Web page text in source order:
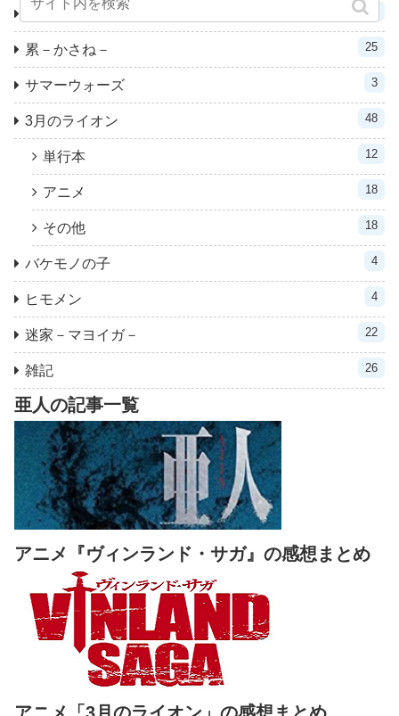
ヴィンランド・サガ 31
累－かさね－ 25
サマーウォーズ 3
3月のライオン 48
単行本 12
アニメ 18
その他 18
バケモノの子 4
ヒモメン 4
迷家－マヨイガ－ 22
雑記 26
亜人の記事一覧
アニメ『ヴィンランド・サガ』の感想まとめ